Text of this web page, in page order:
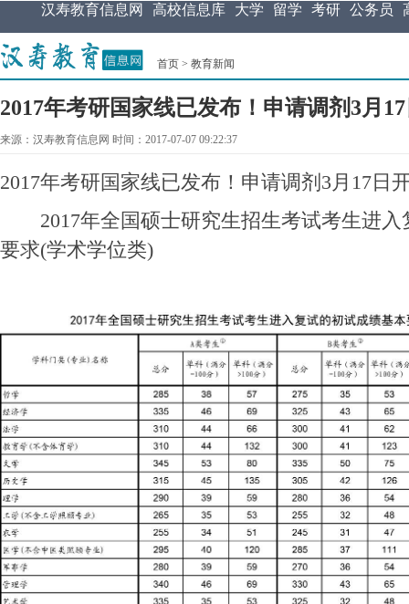
汉寿教育信息网 高校信息库 大学 留学 考研 公务员
首页 > 教育新闻
2017年考研国家线已发布！申请调剂3月
来源：汉寿教育信息网 时间：2017-07-07 09:22:37
2017年考研国家线已发布！申请调剂3月17日
2017年全国硕士研究生招生考试考生进入
要求(学术学位类)